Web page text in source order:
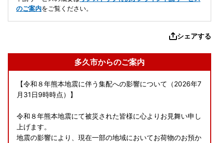
のご案内をご覧ください。
シェアする
多久市からのご案内
【令和８年熊本地震に伴う集配への影響について（2026年7
月31日9時時点）】
令和８年熊本地震にて被災された皆様に心よりお見舞い申し
上げます。
地震の影響により、現在一部の地域においてお荷物のお預か